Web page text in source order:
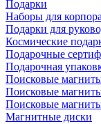
Подарки
Наборы для
Подарки для
Космические
Подарочные
Подарочная
Поисковые
Поисковые
Поисковые
Магнитные диски